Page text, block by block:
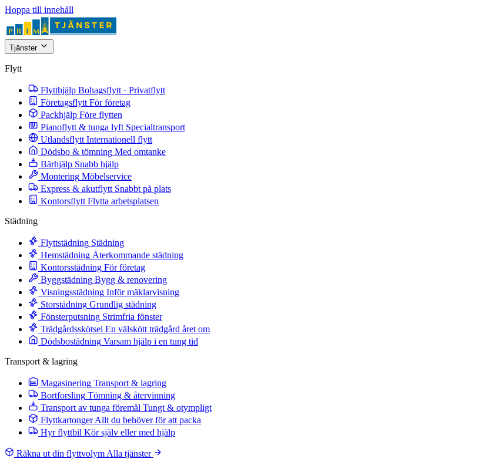
Hoppa till innehåll
Tjänster
Flytt
Flytthjälp Bohagsflytt · Privatflytt
Företagsflytt För företag
Packhjälp Före flytten
Pianoflytt & tunga lyft Specialtransport
Utlandsflytt Internationell flytt
Dödsbo & tömning Med omtanke
Bärhjälp Snabb hjälp
Montering Möbelservice
Express & akutflytt Snabbt på plats
Kontorsflytt Flytta arbetsplatsen
Städning
Flyttstädning Städning
Hemstädning Återkommande städning
Kontorsstädning För företag
Byggstädning Bygg & renovering
Visningsstädning Inför mäklarvisning
Storstädning Grundlig städning
Fönsterputsning Strimfria fönster
Trädgårdsskötsel En välskött trädgård året om
Dödsbostädning Varsam hjälp i en tung tid
Transport & lagring
Magasinering Transport & lagring
Bortforsling Tömning & återvinning
Transport av tunga föremål Tungt & otympligt
Flyttkartonger Allt du behöver för att packa
Hyr flyttbil Kör själv eller med hjälp
Räkna ut din flyttvolym Alla tjänster